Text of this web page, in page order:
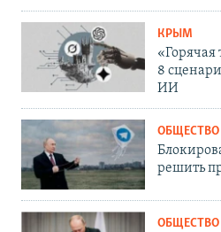
КРЫМ
«Горячая
8
ИИ
ОБЩЕСТВО
решить
ОБЩЕСТВО